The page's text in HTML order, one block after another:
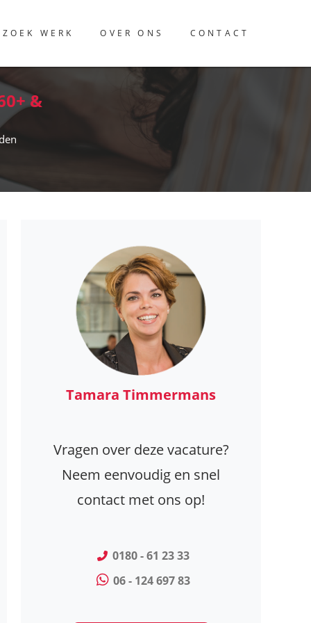
WERK OVER ONS CONTACT
&
Tamara Timmermans
Vragen over deze vacature?
Neem eenvoudig en snel
contact met ons op!
0180 - 61 23 33
06 - 124 697 83